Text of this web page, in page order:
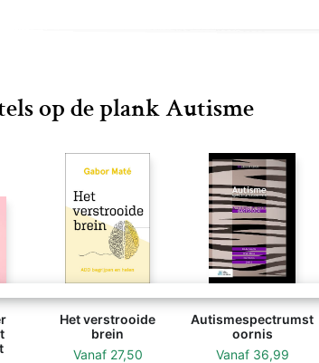
op de plank Autisme
Het verstrooide
brein
Vanaf 27,50
Autismespectrumst
oornis
Vanaf 36,99